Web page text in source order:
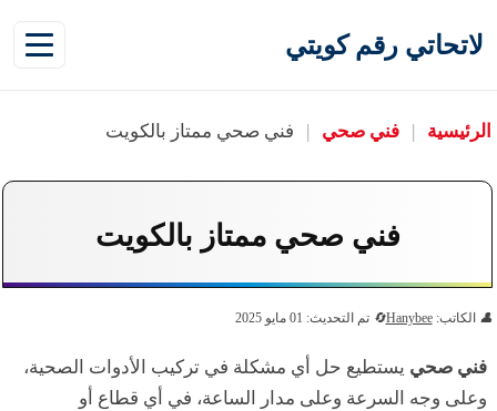
لاتحاتي رقم كويتي
الرئيسية | فني صحي | فني صحي ممتاز بالكويت
فني صحي ممتاز بالكويت
الكاتب:Hanybee تم التحديث: 01 مايو 2025
فني صحي يستطيع حل أي مشكلة في تركيب الأدوات الصحية،
وعلى وجه السرعة وعلى مدار الساعة، في أي قطاع أو